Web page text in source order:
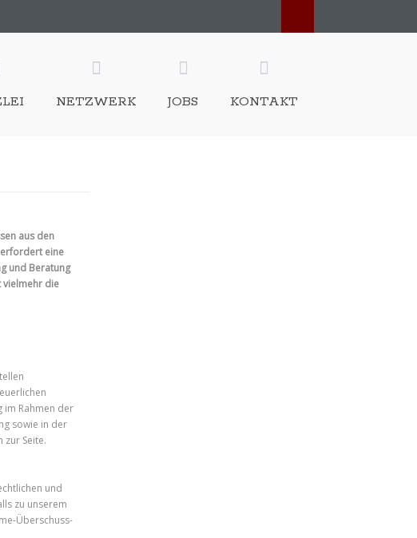
NETZWERK JOBS KONTAKT
aus den
erfordert eine
und Beratung
vielmehr die
im Rahmen der
sowie in der
zur Seite.
und
zu unserem
Überschuss-